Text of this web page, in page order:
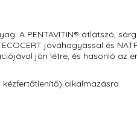
A PENTAVITIN® átlátszó,
jóváhagyással és
jön létre, és hasonló az
alkalmazásra.